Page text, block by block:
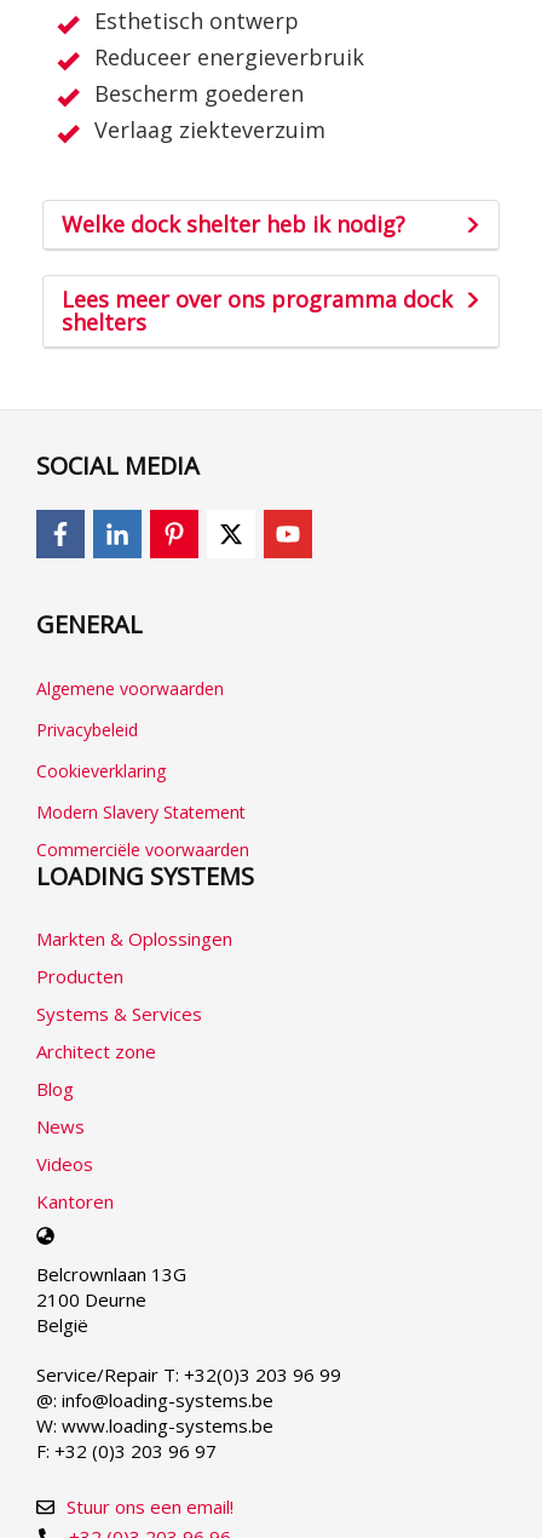
Esthetisch ontwerp
Reduceer energieverbruik
Bescherm goederen
Verlaag ziekteverzuim
Welke dock shelter heb ik nodig?
Lees meer over ons programma dock
shelters
SOCIAL MEDIA
GENERAL
Algemene voorwaarden
Privacybeleid
Cookieverklaring
Modern Slavery Statement
Commerciële voorwaarden
LOADING SYSTEMS
Markten & Oplossingen
Producten
Systems & Services
Architect zone
Blog
News
Videos
Kantoren
Select
language
Belcrownlaan 13G
2100 Deurne
België
Service/Repair T: +32(0)3 203 96 99
@: info@loading-systems.be
W: www.loading-systems.be
F: +32 (0)3 203 96 97
Stuur ons een email!